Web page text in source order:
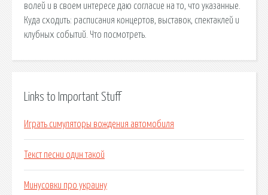
волей и в своем интересе даю согласие на то, что указанные.
Куда сходить: расписания концертов, выставок, спектаклей и
клубных событий. Что посмотреть.
Links to Important Stuff
Играть симуляторы вождения автомобиля
Текст песни один такой
Минусовки про украину